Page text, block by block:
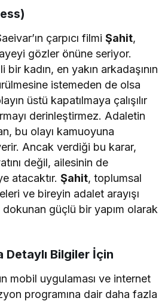
çarpıcı filmiŞahit,
gözler önüne seriyor.
bir kadın, en yakın arkadaşının
istemeden de olsa
üstü kapatılmaya çalışılır
derinleştirmez. Adaletin
bu olayı kamuoyuna
Ancak verdiği bu karar,
değil, ailesinin de
atacaktır.Şahit, toplumsal
ve bireyin adalet arayışı
güçlü bir yapım olarak
Detaylı Bilgiler İçin
mobil uygulaması ve internet
programına dair daha fazla